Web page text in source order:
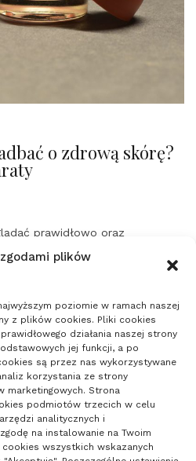
plików
poziomie w ramach naszej
z plików cookies. Pliki cookies
działania naszej strony
jej funkcji, a po
są przez nas wykorzystywane
korzystania ze strony
marketingowych. Strona
podmiotów trzecich w celu
analitycznych i
na instalowanie na Twoim
wszystkich wskazanych
o zdrową skórę?
prawidłowo oraz
lub uczesania jej
Przeczytaj całość
Następny